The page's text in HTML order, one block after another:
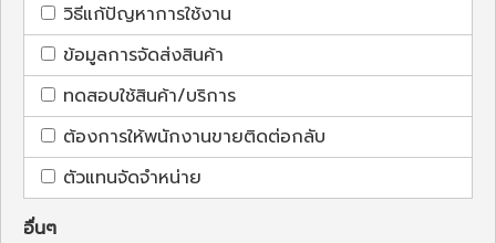
วิธีแก้ปัญหาการใช้งาน
ข้อมูลการจัดส่งสินค้า
ทดสอบใช้สินค้า/บริการ
ต้องการให้พนักงานขายติดต่อกลับ
ตัวแทนจัดจำหน่าย
อื่นๆ